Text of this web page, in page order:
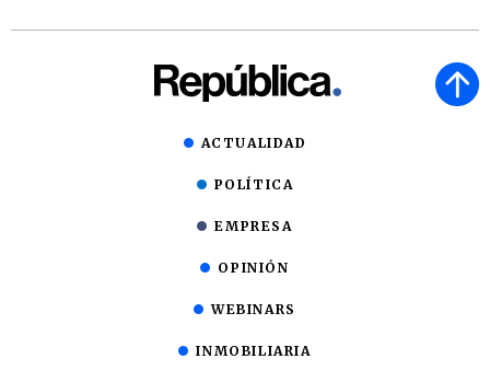
ACTUALIDAD
POLÍTICA
EMPRESA
OPINIÓN
WEBINARS
INMOBILIARIA